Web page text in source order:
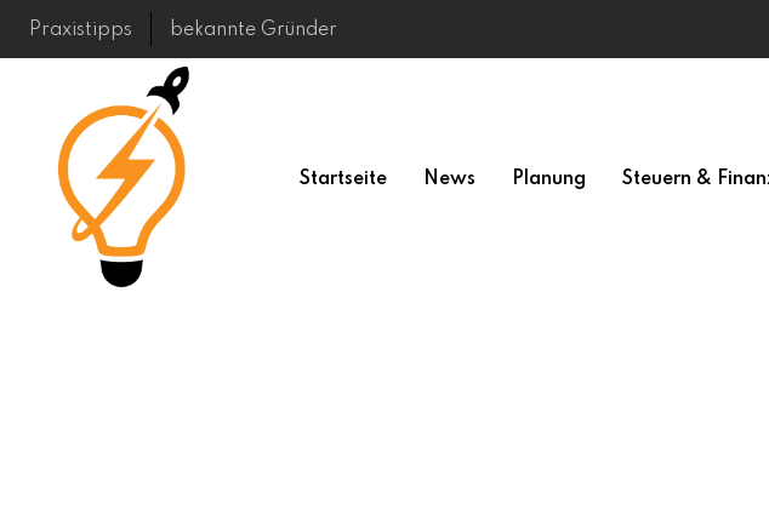
Skip
Praxistipps bekannte Gründer
Startseite News Planung Steuern &